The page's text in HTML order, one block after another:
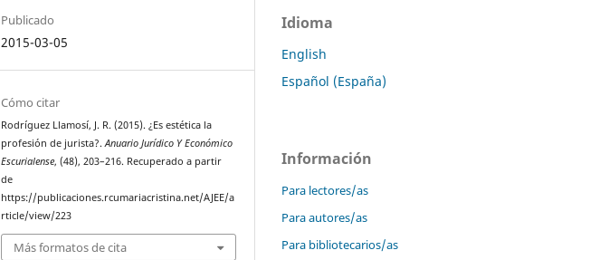
Publicado
2015-03-05
Cómo citar
Rodríguez Llamosí, J. R. (2015). ¿Es estética la
profesión de jurista?.Anuario Jurídico Y Económico
Escurialense, (48), 203–216. Recuperado a partir
de
https://publicaciones.rcumariacristina.net/AJEE/a
rticle/view/223
Más formatos de cita
Idioma
English
Español (España)
Información
Para lectores/as
Para autores/as
Para bibliotecarios/as